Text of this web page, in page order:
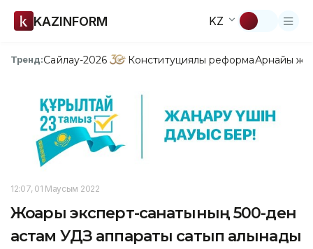
KAZINFORM KZ
Тренд:Сайлау-2026 Конституциялық реформаАрнайы
12:07, 01 Маусым 2022
Жоғары эксперт-санатының 500-ден
астам УДЗ аппараты сатып алынады